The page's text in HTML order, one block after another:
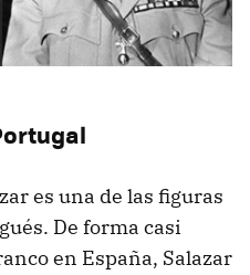
es una de las figuras
De forma casi
en España, Salazar